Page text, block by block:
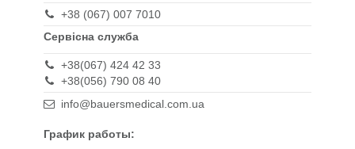
+38 (067) 007 7010
Сервісна служба
+38(067) 424 42 33
+38(056) 790 08 40
info@bauersmedical.com.ua
График работы: